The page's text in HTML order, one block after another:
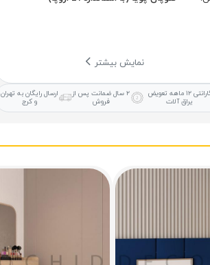
نمایش بیشتر
۱۲ ماهه
تعویض
یراق آلات
۲ سال ضمانت
پس از
فروش
ارسال رایگان به تهران
و کرج